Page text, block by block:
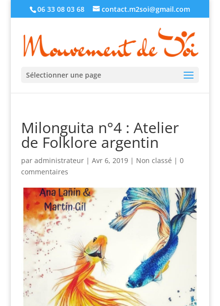
06 33 08 03 68 contact.m2soi@gmail.com
Sélectionner une page
Milonguita n°4 : Atelier
de Folklore argentin
par administrateur| Avr 6, 2019| Non classé | 0
commentaires